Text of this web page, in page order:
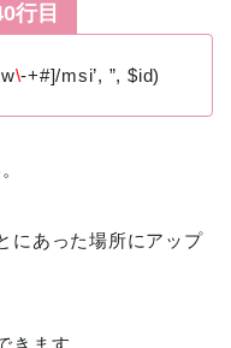
行目
\-+#]/msi’, ”, $id)
にあった場所にアップ
きます。